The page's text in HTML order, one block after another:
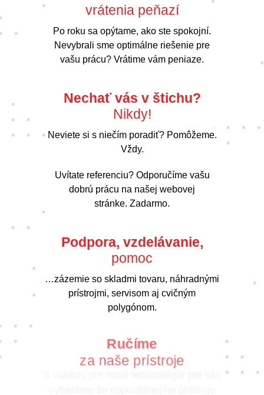
vrátenia peňazí
Po roku sa opýtame, ako ste spokojní.
Nevybrali sme optimálne riešenie pre
vašu prácu? Vrátime vám peniaze.
Nechať vás v štichu?
Nikdy!
Neviete si s niečím poradiť? Pomôžeme.
Vždy.
Uvítate referenciu? Odporučíme vašu
dobrú prácu na našej webovej
stránke. Zadarmo.
Podpora, vzdelávanie,
pomoc
…zázemie so skladmi tovaru, náhradnými
prístrojmi, servisom aj cvičným
polygónom.
Ručíme
za naše prístroje